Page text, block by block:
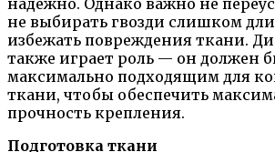
надежно. Однако важно не
не выбирать гвозди слишком
избежать повреждения ткани.
также играет роль — он должен
максимально подходящим для
ткани, чтобы обеспечить
прочность крепления.
Подготовка ткани